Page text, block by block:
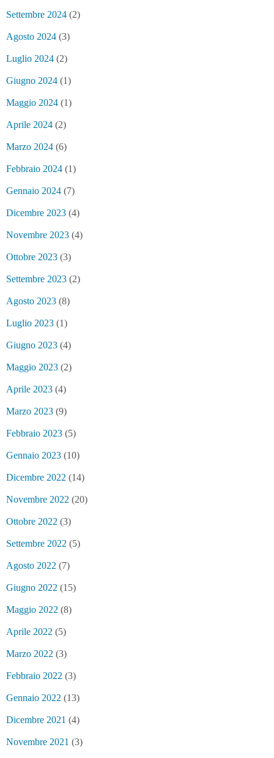
Settembre 2024 (2)
Agosto 2024 (3)
Luglio 2024 (2)
Giugno 2024 (1)
Maggio 2024 (1)
Aprile 2024 (2)
Marzo 2024 (6)
Febbraio 2024 (1)
Gennaio 2024 (7)
Dicembre 2023 (4)
Novembre 2023 (4)
Ottobre 2023 (3)
Settembre 2023 (2)
Agosto 2023 (8)
Luglio 2023 (1)
Giugno 2023 (4)
Maggio 2023 (2)
Aprile 2023 (4)
Marzo 2023 (9)
Febbraio 2023 (5)
Gennaio 2023 (10)
Dicembre 2022 (14)
Novembre 2022 (20)
Ottobre 2022 (3)
Settembre 2022 (5)
Agosto 2022 (7)
Giugno 2022 (15)
Maggio 2022 (8)
Aprile 2022 (5)
Marzo 2022 (3)
Febbraio 2022 (3)
Gennaio 2022 (13)
Dicembre 2021 (4)
Novembre 2021 (3)